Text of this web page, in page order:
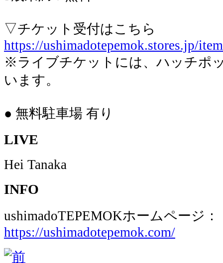
▽チケット受付はこちら
https://ushimadotepemok.stores.jp/
※ライブチケットには、ハッチポ
います。
● 無料駐車場 有り
LIVE
Hei Tanaka
INFO
ushimadoTEPEMOKホームページ：
https://ushimadotepemok.com/